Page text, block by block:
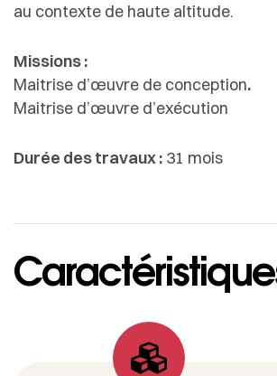
au contexte de haute altitude.
Missions :
Maitrise d’œuvre de conception.
Maitrise d’œuvre d’exécution
Durée des travaux : 31 mois